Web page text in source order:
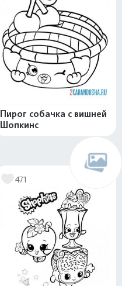
Пирог собачка с вишней
Шопкинс
471